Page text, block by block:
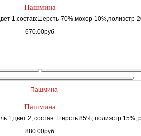
Пашмина
1,состав:Шерсть-70%,мохер-10%,полиэстр-
670.00руб
Пашмина
1,цвет 2, состав: Шерсть 85%, полиэстр 15%,
880.00руб